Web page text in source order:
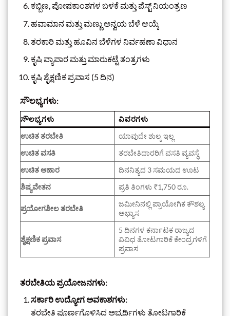
ಕಬ್ಬಿಣ, ಪೋಷಕಾಂಶಗಳ ಬಳಕೆ ಮತ್ತು ಪೆಸ್ಟ್ ನಿಯಂತ್ರಣ
ಹವಾಮಾನ ಮತ್ತು ಮಣ್ಣು ಅನ್ವಯ ಬೆಳೆ ಆಯ್ಕೆ
ತರಕಾರಿ ಮತ್ತು ಹೂವಿನ ಬೆಳೆಗಳ ನಿರ್ವಹಣಾ ವಿಧಾನ
ಕೃಷಿ ವ್ಯಾಪಾರ ಮತ್ತು ಮಾರುಕಟ್ಟೆ ತಂತ್ರಗಳು
ಕೃಷಿ ಶೈಕ್ಷಣಿಕ ಪ್ರವಾಸ (5 ದಿನ)
ಸೌಲಭ್ಯಗಳು:
ಸೌಲಭ್ಯಗಳು
ವಿವರಗಳು
ಉಚಿತ ತರಬೇತಿ
ಯಾವುದೇ ಶುಲ್ಕ ಇಲ್ಲ
ಉಚಿತ ವಸತಿ
ತರಬೇತಿದಾರರಿಗೆ ವಸತಿ ವ್ಯವಸ್ಥೆ
ಉಚಿತ ಆಹಾರ
ದಿನನಿತ್ಯದ 3 ಸಮಯದ ಊಟ
ಶಿಷ್ಯವೇತನ
ಪ್ರತಿ ತಿಂಗಳು ₹1,750 ರೂ.
ಪ್ರಯೋಗಶೀಲ ತರಬೇತಿ
ಜಮೀನಿನಲ್ಲಿ ಪ್ರಾಯೋಗಿಕ ಕೌಶಲ್ಯ
ಅಭ್ಯಾಸ
ಶೈಕ್ಷಣಿಕ ಪ್ರವಾಸ
5 ದಿನಗಳ ಕರ್ನಾಟಕ ರಾಜ್ಯದ
ವಿವಿಧ ತೋಟಗಾರಿಕೆ ಕೇಂದ್ರಗಳಿಗೆ
ಪ್ರವಾಸ
ತರಬೇತಿಯ ಪ್ರಯೋಜನಗಳು:
ಸರ್ಕಾರಿ ಉದ್ಯೋಗ ಅವಕಾಶಗಳು:
ತರಬೇತಿ ಪೂರ್ಣಗೊಳಿಸಿದ ಅಭ್ಯರ್ಥಿಗಳು ತೋಟಗಾರಿಕೆ